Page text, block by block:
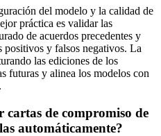
del modelo y la calidad de
práctica es validar las
de acuerdos precedentes y
positivos y falsos negativos. La
las ediciones de los
futuras y alinea los modelos con
cartas de compromiso de
automáticamente?